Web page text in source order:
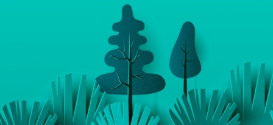
Carol Pessoa
Ju Mirthes